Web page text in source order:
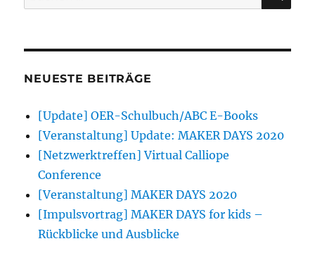
nach:
NEUESTE BEITRÄGE
[Update] OER-Schulbuch/ABC E-Books
[Veranstaltung] Update: MAKER DAYS 2020
[Netzwerktreffen] Virtual Calliope
Conference
[Veranstaltung] MAKER DAYS 2020
[Impulsvortrag] MAKER DAYS for kids –
Rückblicke und Ausblicke